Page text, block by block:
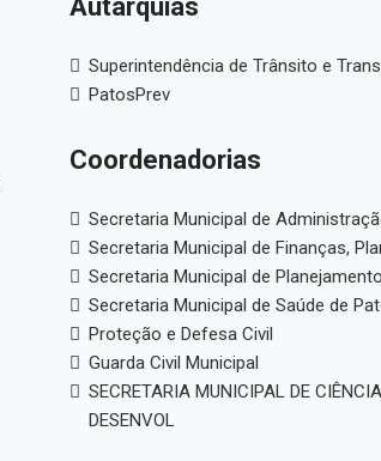
Autarquias
Superintendência de Trânsito e
PatosPrev
Coordenadorias
Secretaria Municipal de
Secretaria Municipal de Finanças,
Secretaria Municipal de
Secretaria Municipal de Saúde de
Proteção e Defesa Civil
Guarda Civil Municipal
SECRETARIA MUNICIPAL DE
DESENVOL